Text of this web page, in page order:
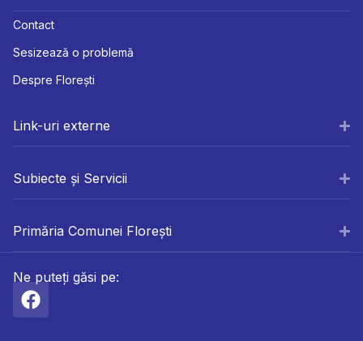
Contact
Sesizează o problemă
Despre Florești
Link-uri externe
Subiecte și Servicii
Primăria Comunei Florești
Ne puteți găsi pe: